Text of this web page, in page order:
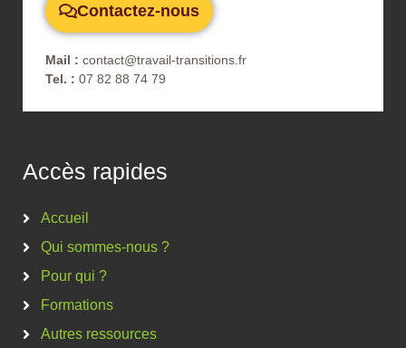
Contactez-nous
Mail : contact@travail-transitions.fr
Tel. : 07 82 88 74 79
Accès rapides
Accueil
Qui sommes-nous ?
Pour qui ?
Formations
Autres ressources